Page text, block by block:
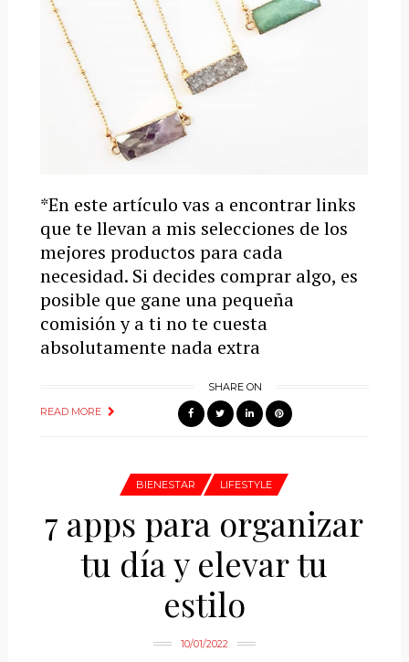
*En este artículo vas a encontrar links
que te llevan a mis selecciones de los
mejores productos para cada
necesidad. Si decides comprar algo, es
posible que gane una pequeña
comisión y a ti no te cuesta
absolutamente nada extra
READ MORE
SHARE ON
BIENESTAR LIFESTYLE
7 apps para organizar
tu día y elevar tu
estilo
10/01/2022